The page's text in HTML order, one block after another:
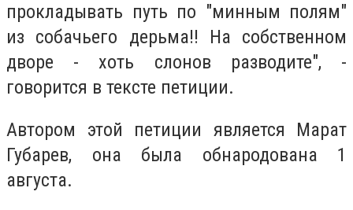
прокладывать путь по "минным полям"
из собачьего дерьма!! На собственном
дворе - хоть слонов разводите", -
говорится в тексте петиции.
Автором этой петиции является Марат
Губарев, она была обнародована 1
августа.